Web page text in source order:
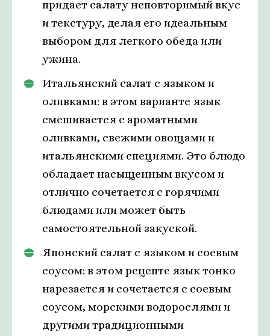
придает салату неповторимый вкус
и текстуру, делая его идеальным
выбором для легкого обеда или
ужина.
Итальянский салат с языком и
оливками: в этом варианте язык
смешивается с ароматными
оливками, свежими овощами и
итальянскими специями. Это блюдо
обладает насыщенным вкусом и
отлично сочетается с горячими
блюдами или может быть
самостоятельной закуской.
Японский салат с языком и соевым
соусом: в этом рецепте язык тонко
нарезается и сочетается с соевым
соусом, морскими водорослями и
другими традиционными